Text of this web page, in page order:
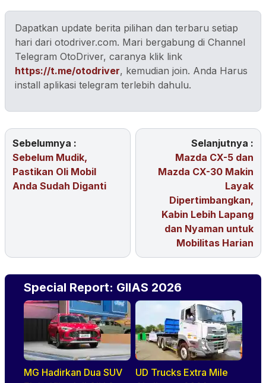
Dapatkan update berita pilihan dan terbaru setiap
hari dari otodriver.com. Mari bergabung di Channel
Telegram OtoDriver, caranya klik link
https://t.me/otodriver, kemudian join. Anda Harus
install aplikasi telegram terlebih dahulu.
Sebelumnya :
Sebelum Mudik,
Pastikan Oli Mobil
Anda Sudah Diganti
Selanjutnya :
Mazda CX-5 dan
Mazda CX-30 Makin
Layak
Dipertimbangkan,
Kabin Lebih Lapang
dan Nyaman untuk
Mobilitas Harian
Special Report: GIIAS 2026
MG Hadirkan Dua SUV
UD Trucks Extra Mile